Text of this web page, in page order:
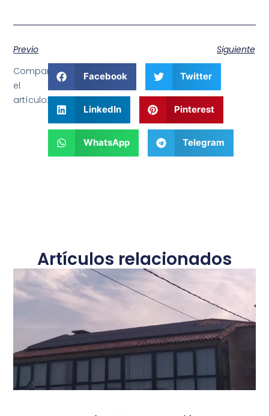
Previo
Siguiente
Comparte
el
artículo:
Facebook Twitter
LinkedIn Pinterest
WhatsApp Telegram
Artículos relacionados